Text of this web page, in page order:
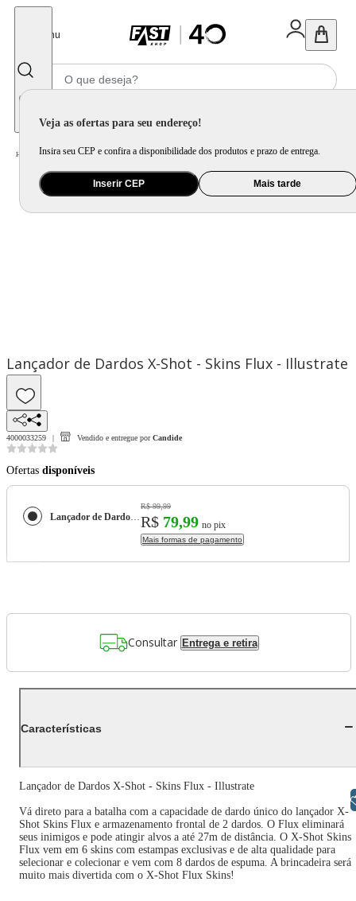
Menu
Veja as ofertas para seu endereço!
Insira seu CEP e confira a disponibilidade dos produtos e prazo de entrega.
Inserir CEP Mais tarde
Home Brinquedo e Colecionável / Brinquedo Esportivo, Ação e Aventura
Lançador de Dardos X-Shot - Skins Flux - Illustrate
4000033259 Vendido e entregue por Candide
Ofertas disponíveis
Lançador de Dardos X-Shot - Skins Flux - Illustrate
R$ 99,99
R$ 79,99 no pix
Mais formas de pagamento
Consultar Entrega e retira
Características
Lançador de Dardos X-Shot - Skins Flux - Illustrate
Vá direto para a batalha com a capacidade de dardo único do lançador X-
Shot Skins Flux e armazenamento frontal de 2 dardos. O Flux eliminará
seus inimigos e pode atingir alvos a até 27m de distância. O X-Shot Skins
Flux vem em 6 skins com estampas exclusivas e de alta qualidade para
selecionar e colecionar e vem com 8 dardos de espuma. A brincadeira será
muito mais divertida com o X-Shot Flux Skins!